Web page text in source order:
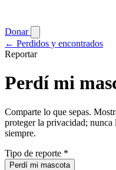
Donar
← Perdidos y encontrados
Reportar
Perdí mi
Comparte lo que sepas.
proteger la privacidad; nunca
siempre.
Tipo de reporte *
Perdí mi mascota